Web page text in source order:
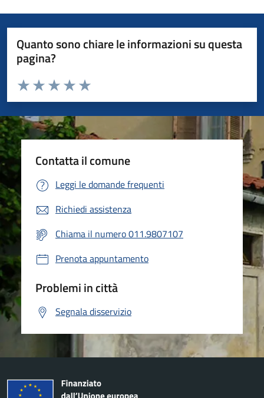
Quanto sono chiare le informazioni su questa
pagina?
Valuta da 1 a 5 stelle la pagina
Valuta 5 stelle su 5
Valuta 4 stelle su 5
Valuta 3 stelle su 5
Valuta 2 stelle su 5
Valuta 1 stelle su 5
Contatta il comune
Leggi le domande frequenti
Richiedi assistenza
Chiama il numero 011.9807107
Prenota appuntamento
Problemi in città
Segnala disservizio